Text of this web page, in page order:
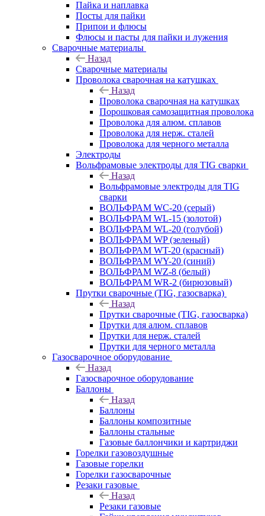
Пайка и наплавка
Посты для пайки
Припои и флюсы
Флюсы и пасты для пайки и лужения
Сварочные материалы
Назад
Сварочные материалы
Проволока сварочная на катушках
Назад
Проволока сварочная на катушках
Порошковая самозащитная проволока
Проволока для алюм. сплавов
Проволока для нерж. сталей
Проволока для черного металла
Электроды
Вольфрамовые электроды для TIG сварки
Назад
Вольфрамовые электроды для TIG
сварки
ВОЛЬФРАМ WC-20 (серый)
ВОЛЬФРАМ WL-15 (золотой)
ВОЛЬФРАМ WL-20 (голубой)
ВОЛЬФРАМ WP (зеленый)
ВОЛЬФРАМ WT-20 (красный)
ВОЛЬФРАМ WY-20 (синий)
ВОЛЬФРАМ WZ-8 (белый)
ВОЛЬФРАМ WR-2 (бирюзовый)
Прутки сварочные (TIG, газосварка)
Назад
Прутки сварочные (TIG, газосварка)
Прутки для алюм. сплавов
Прутки для нерж. сталей
Прутки для черного металла
Газосварочное оборудование
Назад
Газосварочное оборудование
Баллоны
Назад
Баллоны
Баллоны композитные
Баллоны стальные
Газовые баллончики и картриджи
Горелки газовоздушные
Газовые горелки
Горелки газосварочные
Резаки газовые
Назад
Резаки газовые